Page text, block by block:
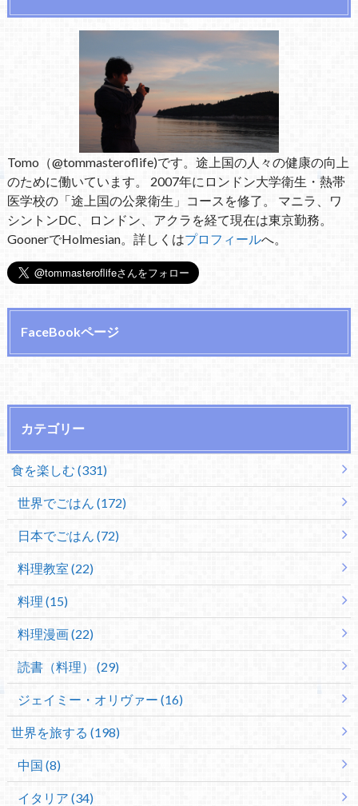
Tomo（@tommasteroflife)です。途上国の人々の健康の向上
のために働いています。 2007年にロンドン大学衛生・熱帯
医学校の「途上国の公衆衛生」コースを修了。 マニラ、ワ
シントンDC、ロンドン、アクラを経て現在は東京勤務。
GoonerでHolmesian。詳しくはプロフィールへ。
FaceBookページ
カテゴリー
食を楽しむ (331)
世界でごはん (172)
日本でごはん (72)
料理教室 (22)
料理 (15)
料理漫画 (22)
読書（料理） (29)
ジェイミー・オリヴァー (16)
世界を旅する (198)
中国 (8)
イタリア (34)